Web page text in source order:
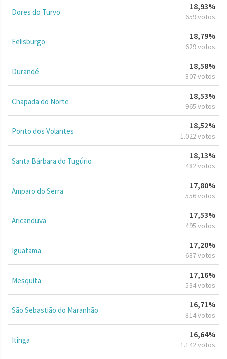
Dores do Turvo
18,93%
659 votos
Felisburgo
18,79%
629 votos
Durandé
18,58%
807 votos
Chapada do Norte
18,53%
965 votos
Ponto dos Volantes
18,52%
1.022 votos
Santa Bárbara do Tugúrio
18,13%
482 votos
Amparo do Serra
17,80%
556 votos
Aricanduva
17,53%
495 votos
Iguatama
17,20%
687 votos
Mesquita
17,16%
534 votos
São Sebastião do Maranhão
16,71%
814 votos
Itinga
16,64%
1.142 votos